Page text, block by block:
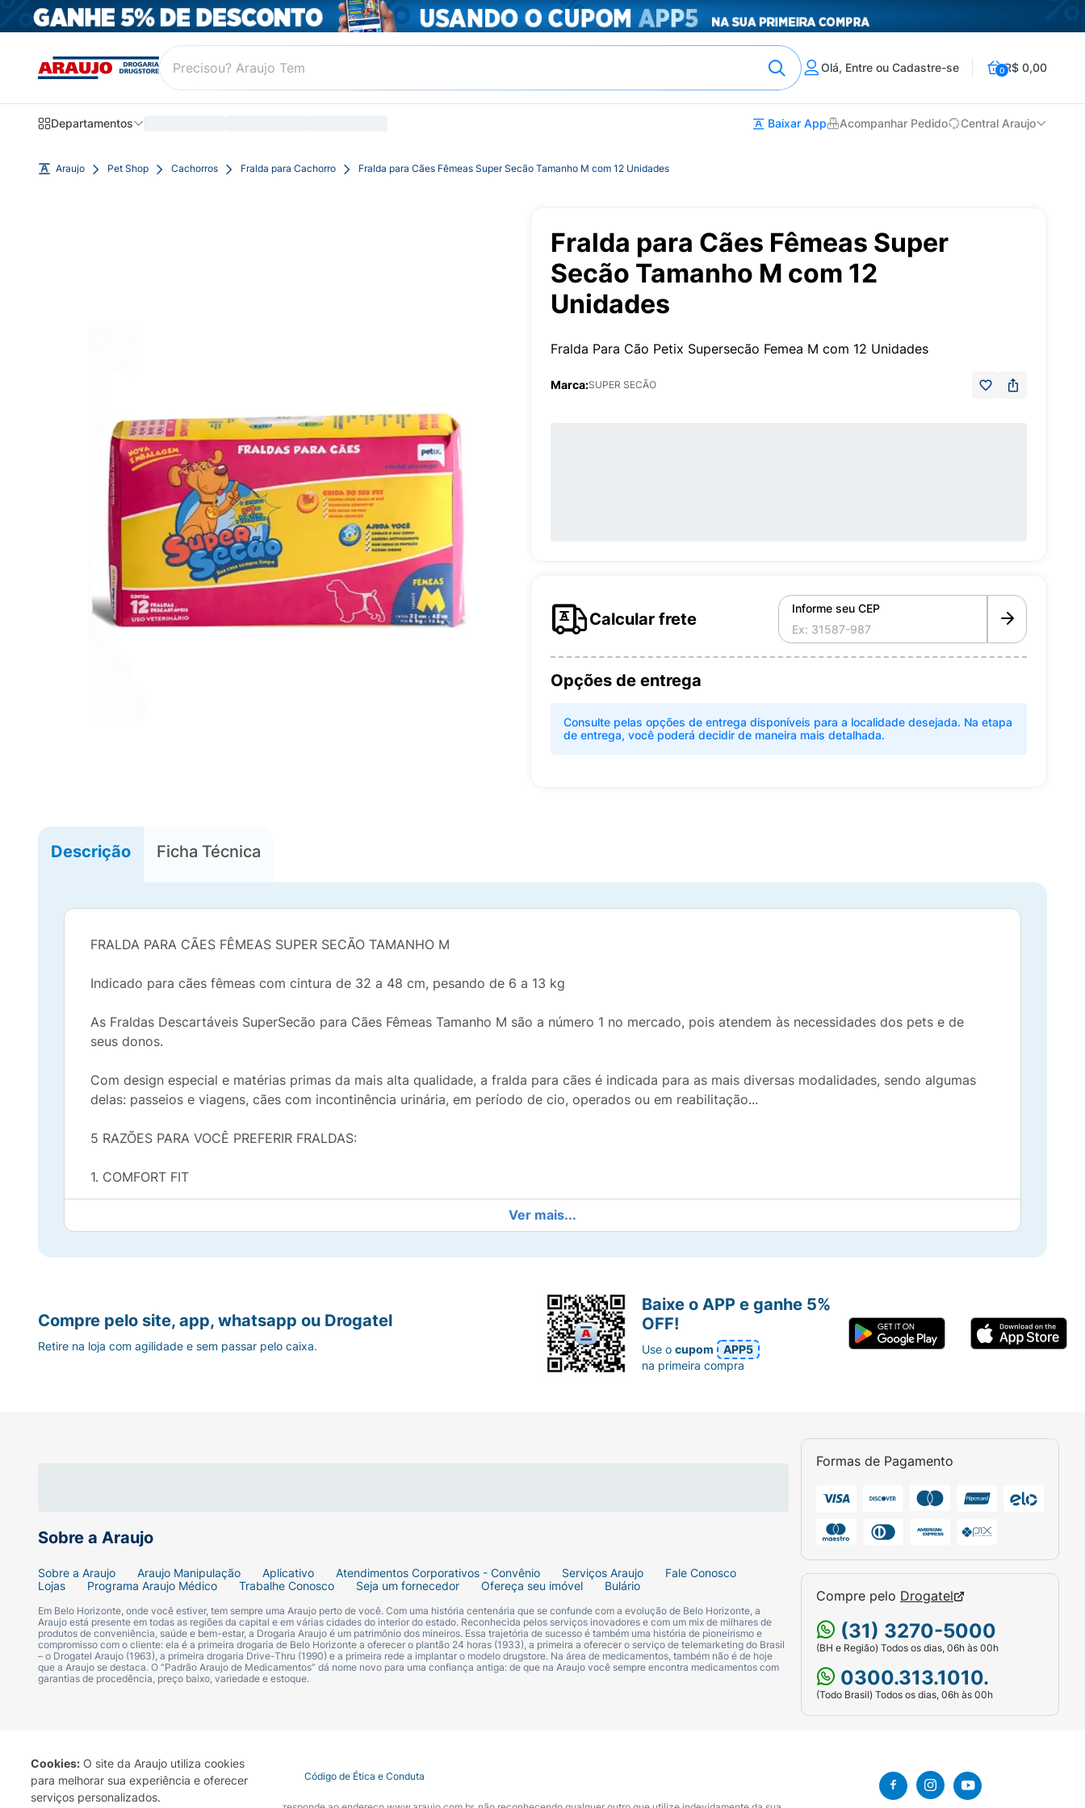
Cookies: O site da Araujo utiliza cookies
para melhorar sua experiência e oferecer
serviços personalizados.
Olá, Entre ou Cadastre-se 0R$ 0,00
Departamentos Baixar App Acompanhar Pedido Central Araujo
Araujo Pet Shop Cachorros Fralda para Cachorro Fralda para Cães Fêmeas Super Secão Tamanho M com 12 Unidades
Fralda para Cães Fêmeas Super
Secão Tamanho M com 12
Unidades
Fralda Para Cão Petix Supersecão Femea M com 12 Unidades
Marca:SUPER SECÃO
Calcular frete
Informe seu CEP
Opções de entrega
Consulte pelas opções de entrega disponíveis para a localidade desejada. Na etapa
de entrega, você poderá decidir de maneira mais detalhada.
Descrição Ficha Técnica
FRALDA PARA CÃES FÊMEAS SUPER SECÃO TAMANHO M
Indicado para cães fêmeas com cintura de 32 a 48 cm, pesando de 6 a 13 kg
As Fraldas Descartáveis SuperSecão para Cães Fêmeas Tamanho M são a número 1 no mercado, pois atendem às necessidades dos pets e de
seus donos.
Com design especial e matérias primas da mais alta qualidade, a fralda para cães é indicada para as mais diversas modalidades, sendo algumas
delas: passeios e viagens, cães com incontinência urinária, em período de cio, operados ou em reabilitação...
5 RAZÕES PARA VOCÊ PREFERIR FRALDAS:
1. COMFORT FIT
Design de última geração com cinta ajustável que se adapta melhor no corpo do seu cão. Maior conforto e máxima higiene.
2. TECIDO SUAVE
Revestimento com toque macio que proporciona mais conforto para o seu cão.
3. SISTEMA ABRE E FECHA
Fitas adesivas com tecnologia estilo velcro. Não sai a cola e não gruda no pelo.
Ver mais...
Sobre a Araujo
Sobre a Araujo Araujo Manipulação Aplicativo Atendimentos Corporativos - Convênio Serviços Araujo
Fale Conosco
Lojas
Programa Araujo Médico Trabalhe Conosco Seja um fornecedor Ofereça seu imóvel Bulário
Em Belo Horizonte, onde você estiver, tem sempre uma Araujo perto de você. Com uma história centenária que se confunde com a evolução de Belo Horizonte, a
Araujo está presente em todas as regiões da capital e em várias cidades do interior do estado. Reconhecida pelos serviços inovadores e com um mix de milhares de
produtos de conveniência, saúde e bem-estar, a Drogaria Araujo é um patrimônio dos mineiros. Essa trajetória de sucesso é também uma história de pioneirismo e
compromisso com o cliente: ela é a primeira drogaria de Belo Horizonte a oferecer o plantão 24 horas (1933), a primeira a oferecer o serviço de telemarketing do Brasil
– o Drogatel Araujo (1963), a primeira drogaria Drive-Thru (1990) e a primeira rede a implantar o modelo drugstore. Na área de medicamentos, também não é de hoje
que a Araujo se destaca. O “Padrão Araujo de Medicamentos” dá nome novo para uma confiança antiga: de que na Araujo você sempre encontra medicamentos com
garantias de procedência, preço baixo, variedade e estoque.
Formas de Pagamento
Compre pelo Drogatel
(31) 3270-5000
(BH e Região) Todos os dias, 06h às 00h
0300.313.1010.
(Todo Brasil) Todos os dias, 06h às 00h
Compre pelo site, app, whatsapp ou Drogatel
Retire na loja com agilidade e sem passar pelo caixa.
Baixe o APP e ganhe 5%
OFF!
Use ocupom
APP5
na primeira compra
Termo de Uso Portal da Privacidade Covid-19 Código de Ética e Conduta